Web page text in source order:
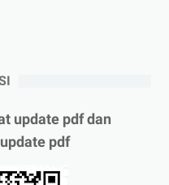
update pdf dan
pdf